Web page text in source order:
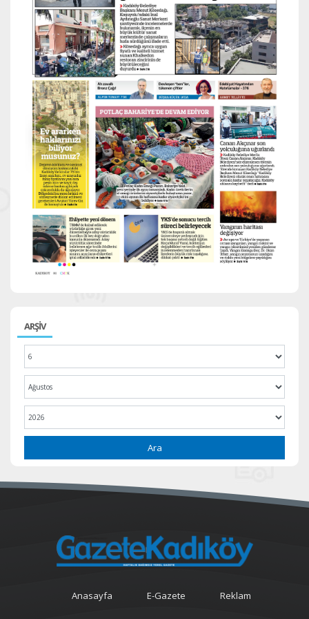
ARŞİV
Ara
Anasayfa E-Gazete Reklam